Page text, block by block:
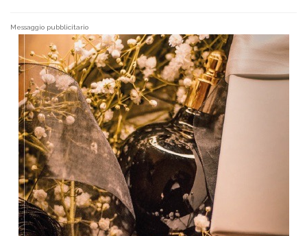
Messaggio pubblicitario